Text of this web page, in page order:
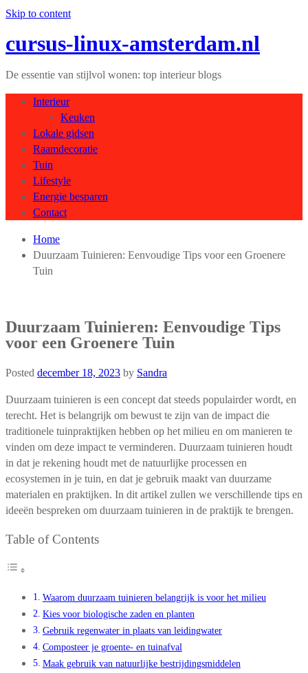
Skip to content
cursus-linux-amsterdam.nl
De essentie van stijlvol wonen: top interieur blogs
Interieur
Keuken
Lokale gidsen
Raamdecoratie
Tuin
Lifestyle
Energie besparen
Contact
Home
Duurzaam Tuinieren: Eenvoudige Tips voor een Groenere
Tuin
Duurzaam Tuinieren: Eenvoudige Tips
voor een Groenere Tuin
Posted december 18, 2023 by Sandra
Duurzaam tuinieren is een concept dat steeds populairder wordt, en
terecht. Het is belangrijk om bewust te zijn van de impact die
traditionele tuinpraktijken hebben op het milieu en om manieren te
vinden om deze impact te verminderen. Duurzaam tuinieren houdt
in dat je rekening houdt met de natuurlijke processen en
ecosystemen in je tuin, en dat je gebruik maakt van duurzame
materialen en praktijken. In dit artikel zullen we verschillende tips en
ideeën bespreken om duurzaam tuinieren in de praktijk te brengen.
Table of Contents
Waarom duurzaam tuinieren belangrijk is voor het milieu
Kies voor biologische zaden en planten
Gebruik regenwater in plaats van leidingwater
Composteer je groente- en tuinafval
Maak gebruik van natuurlijke bestrijdingsmiddelen